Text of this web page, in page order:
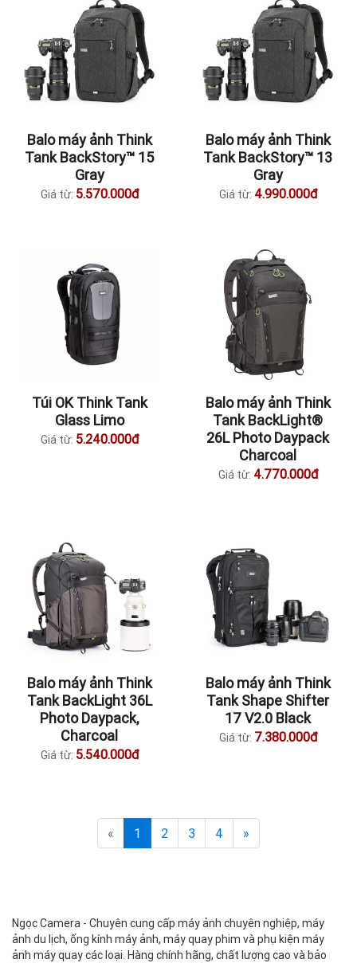
Balo máy ảnh Think
Tank BackStory™ 15
Gray
Giá từ: 5.570.000đ
Balo máy ảnh Think
Tank BackStory™ 13
Gray
Giá từ: 4.990.000đ
Túi OK Think Tank
Glass Limo
Giá từ: 5.240.000đ
Balo máy ảnh Think
Tank BackLight®
26L Photo Daypack
Charcoal
Giá từ: 4.770.000đ
Balo máy ảnh Think
Tank BackLight 36L
Photo Daypack,
Charcoal
Giá từ: 5.540.000đ
Balo máy ảnh Think
Tank Shape Shifter
17 V2.0 Black
Giá từ: 7.380.000đ
« 1 2 3 4 »
Ngọc Camera - Chuyên cung cấp máy ảnh chuyên nghiệp, máy
ảnh du lịch, ống kính máy ảnh, máy quay phim và phụ kiện máy
ảnh máy quay các loại. Hàng chính hãng, chất lượng cao và bảo